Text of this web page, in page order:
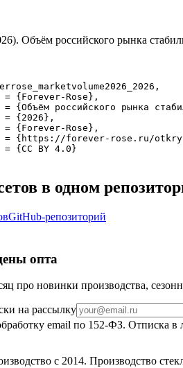
Объём российского рынка
= {Forever-Rose},
= {Объём российского рынка
= {2026},
= {Forever-Rose},
= {https://forever-rose.ru/
= {CC BY 4.0}
в одном
GitHub-репозиторий
опта
про новинки производства,
на рассылку
email по 152-ФЗ. Отписка
с 2014. Производство